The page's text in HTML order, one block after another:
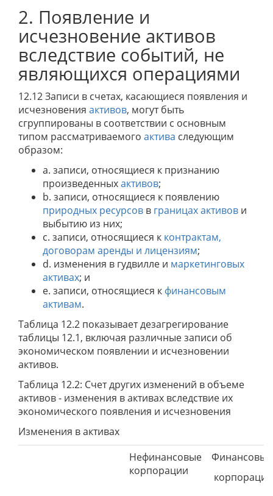
2. Появление и
исчезновение активов
вследствие событий, не
являющихся операциями
12.12 Записи в счетах, касающиеся появления и
исчезновения активов, могут быть
сгруппированы в соответствии с основным
типом рассматриваемого актива следующим
образом:
a. записи, относящиеся к признанию
произведенныхактивов;
b. записи, относящиеся к появлению
природных ресурсов в границах активов и
выбытию из них;
c. записи, относящиеся к контрактам,
договорам аренды и лицензиям;
d. изменения в гудвилле и маркетинговых
активах; и
e. записи, относящиеся к финансовым
активам.
Таблица 12.2 показывает дезагрегирование
таблицы 12.1, включая различные записи об
экономическом появлении и исчезновении
активов.
Таблица 12.2: Счет других изменений в объеме
активов - изменения в активах вследствие их
экономического появления и исчезновения
Изменения в активах
Нефинансовые
корпорации
Финансовые
корпорации